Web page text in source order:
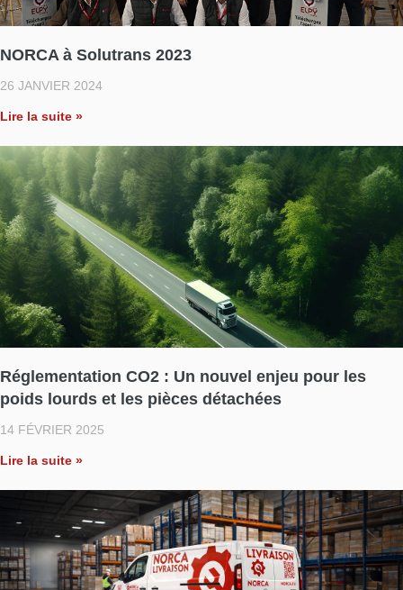
NORCA à Solutrans 2023
26 JANVIER 2024
Lire la suite »
Réglementation CO2 : Un nouvel enjeu pour les
poids lourds et les pièces détachées
14 FÉVRIER 2025
Lire la suite »